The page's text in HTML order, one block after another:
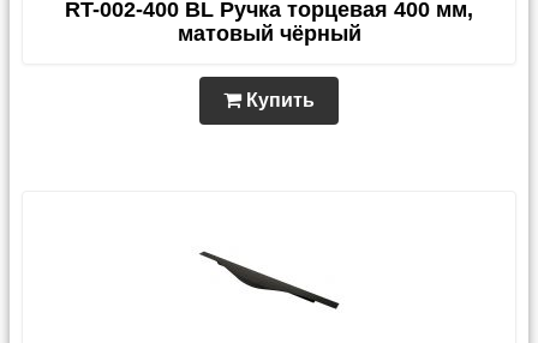
RT-002-400 BL Ручка торцевая 400 мм,
матовый чёрный
Купить